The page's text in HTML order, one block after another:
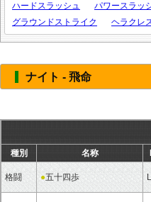
ハードスラッシュ
パワースラッ
グラウンドストライク
ヘラクレ
ナイト - 飛命
種別 名称
格闘 ●五十四歩